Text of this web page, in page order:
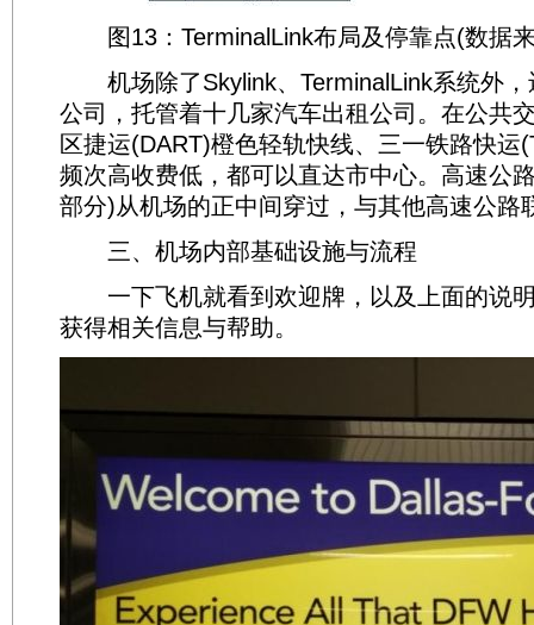
图13：TerminalLink布局及停靠点(数据
机场除了Skylink、TerminalLink系统外，
公司，托管着十几家汽车出租公司。在公共
区捷运(DART)橙色轻轨快线、三一铁路快运
频次高收费低，都可以直达市中心。高速公
部分)从机场的正中间穿过，与其他高速公路
三、机场内部基础设施与流程
一下飞机就看到欢迎牌，以及上面的说
获得相关信息与帮助。